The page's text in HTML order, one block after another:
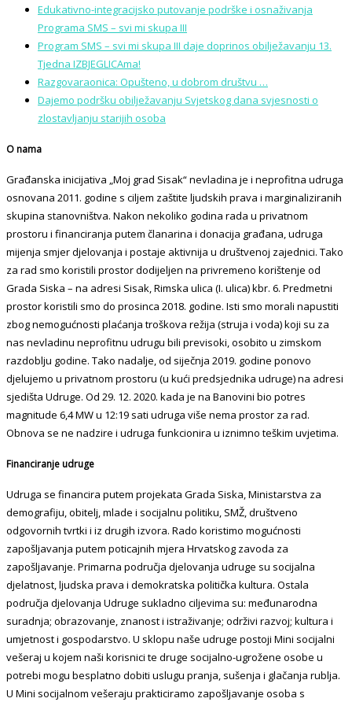
Edukativno-integracijsko putovanje podrške i osnaživanja
Programa SMS – svi mi skupa III
Program SMS – svi mi skupa III daje doprinos obilježavanju 13.
Tjedna IZBJEGLICAma!
Razgovaraonica: Opušteno, u dobrom društvu …
Dajemo podršku obilježavanju Svjetskog dana svjesnosti o
zlostavljanju starijih osoba
O nama
Građanska inicijativa „Moj grad Sisak“ nevladina je i neprofitna udruga
osnovana 2011. godine s ciljem zaštite ljudskih prava i marginaliziranih
skupina stanovništva. Nakon nekoliko godina rada u privatnom
prostoru i financiranja putem članarina i donacija građana, udruga
mijenja smjer djelovanja i postaje aktivnija u društvenoj zajednici. Tako
za rad smo koristili prostor dodijeljen na privremeno korištenje od
Grada Siska – na adresi Sisak, Rimska ulica (I. ulica) kbr. 6. Predmetni
prostor koristili smo do prosinca 2018. godine. Isti smo morali napustiti
zbog nemogućnosti plaćanja troškova režija (struja i voda) koji su za
nas nevladinu neprofitnu udrugu bili previsoki, osobito u zimskom
razdoblju godine. Tako nadalje, od siječnja 2019. godine ponovo
djelujemo u privatnom prostoru (u kući predsjednika udruge) na adresi
sjedišta Udruge. Od 29. 12. 2020. kada je na Banovini bio potres
magnitude 6,4 MW u 12:19 sati udruga više nema prostor za rad.
Obnova se ne nadzire i udruga funkcionira u iznimno teškim uvjetima.
Financiranje udruge
Udruga se financira putem projekata Grada Siska, Ministarstva za
demografiju, obitelj, mlade i socijalnu politiku, SMŽ, društveno
odgovornih tvrtki i iz drugih izvora. Rado koristimo mogućnosti
zapošljavanja putem poticajnih mjera Hrvatskog zavoda za
zapošljavanje. Primarna područja djelovanja udruge su socijalna
djelatnost, ljudska prava i demokratska politička kultura. Ostala
područja djelovanja Udruge sukladno ciljevima su: međunarodna
suradnja; obrazovanje, znanost i istraživanje; održivi razvoj; kultura i
umjetnost i gospodarstvo. U sklopu naše udruge postoji Mini socijalni
vešeraj u kojem naši korisnici te druge socijalno-ugrožene osobe u
potrebi mogu besplatno dobiti uslugu pranja, sušenja i glačanja rublja.
U Mini socijalnom vešeraju prakticiramo zapošljavanje osoba s